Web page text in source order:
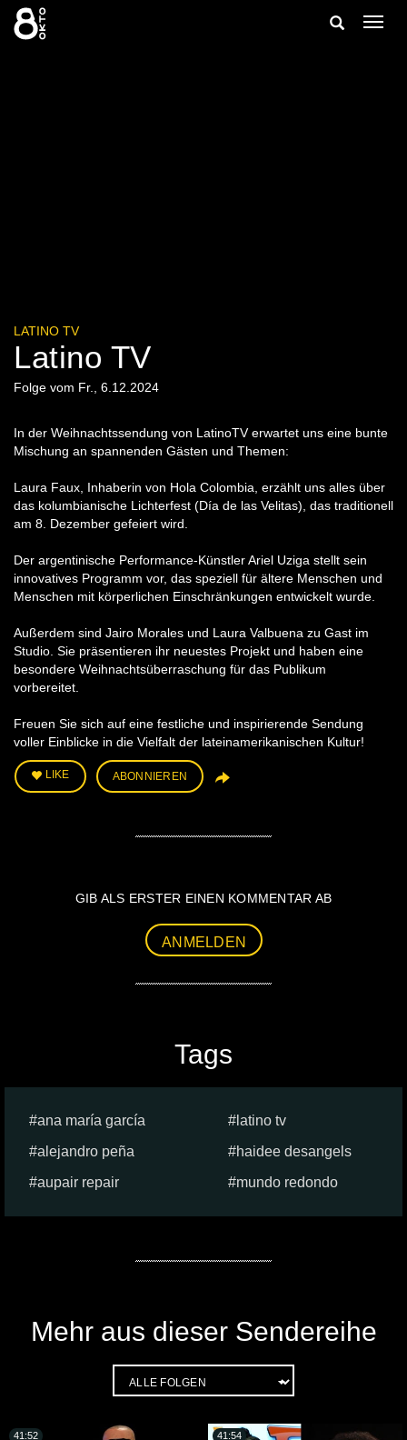
Zum
Inhalt
springen
Suche
LATINO TV
Latino TV
Folge vom Fr., 6.12.2024
In der Weihnachtssendung von LatinoTV erwartet uns eine bunte
Mischung an spannenden Gästen und Themen:
Laura Faux, Inhaberin von Hola Colombia, erzählt uns alles über
das kolumbianische Lichterfest (Día de las Velitas), das traditionell
am 8. Dezember gefeiert wird.
Der argentinische Performance-Künstler Ariel Uziga stellt sein
innovatives Programm vor, das speziell für ältere Menschen und
Menschen mit körperlichen Einschränkungen entwickelt wurde.
Außerdem sind Jairo Morales und Laura Valbuena zu Gast im
Studio. Sie präsentieren ihr neuestes Projekt und haben eine
besondere Weihnachtsüberraschung für das Publikum
vorbereitet.
Freuen Sie sich auf eine festliche und inspirierende Sendung
voller Einblicke in die Vielfalt der lateinamerikanischen Kultur!
LIKE ABONNIEREN
GIB ALS ERSTER EINEN KOMMENTAR AB
ANMELDEN
Tags
ana maría garcía
latino tv
alejandro peña
haidee desangels
aupair repair
mundo redondo
Mehr aus dieser Sendereihe
41:52 41:54